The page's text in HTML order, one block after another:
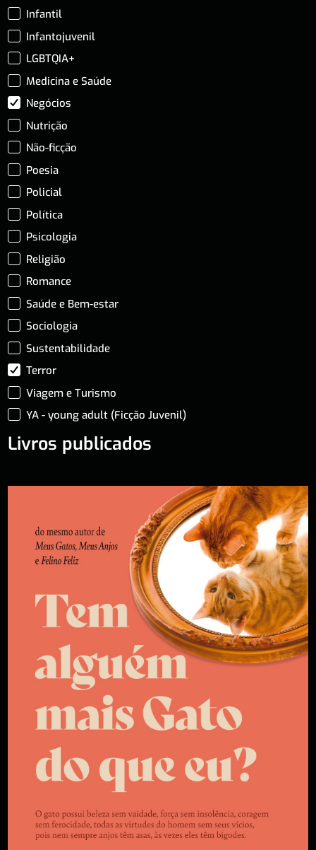
Infantil
Infantojuvenil
LGBTQIA+
Medicina e Saúde
Negócios
Nutrição
Não-ficção
Poesia
Policial
Política
Psicologia
Religião
Romance
Saúde e Bem-estar
Sociologia
Sustentabilidade
Terror
Viagem e Turismo
YA - young adult (Ficção Juvenil)
Livros publicados